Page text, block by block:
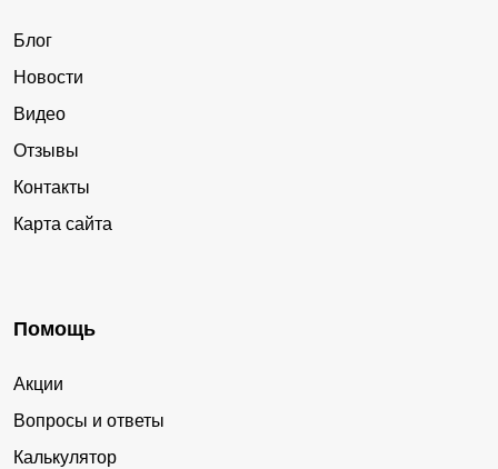
Блог
Новости
Видео
Отзывы
Контакты
Карта сайта
Помощь
Акции
Вопросы и ответы
Калькулятор